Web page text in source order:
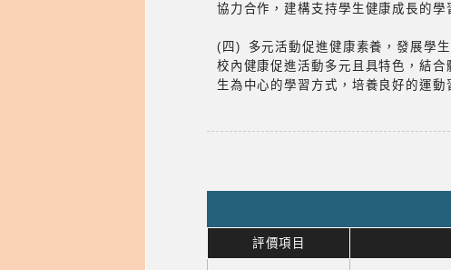
協力合作，建構支持學生健康成長的
(四) 多元活動促進健康素養，發展學
校內健康促進活動多元且具特色，結
生為中心的學習方式，培養良好的運
評價項目